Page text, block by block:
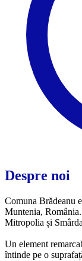
Despre noi
Comuna Brădeanu
Muntenia,
Mitropolia și
Un element
întinde pe o